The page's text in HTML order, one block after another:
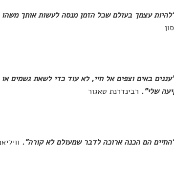
עצמך בעולם שכל הזמן מנסה לעשות אותך
באים וצפים אל חיי, לא עוד כדי לשאת גשמים
שלי". רבינדרנת טאגור
הם הכנה ארוכה לדבר שמעולם לא קורה".